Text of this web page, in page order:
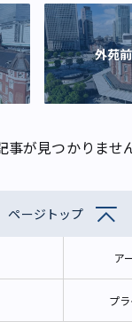
外苑
が見つかりませ
ページトップ
ア
プ